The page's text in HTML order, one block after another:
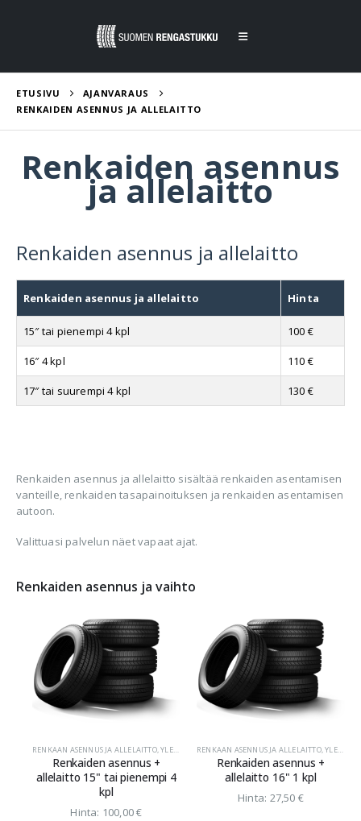
ETUSIVU
AJANVARAUS
RENKAIDEN ASENNUS JA ALLELAITTO
Renkaiden asennus
ja allelaitto
Renkaiden asennus ja allelaitto
Renkaiden asennus ja allelaitto Hinta
15″ tai pienempi 4 kpl 100 €
16″ 4 kpl 110 €
17″ tai suurempi 4 kpl 130 €
Renkaiden asennus ja allelaitto sisältää renkaiden asentamisen
vanteille, renkaiden tasapainoituksen ja renkaiden asentamisen
autoon.
Valittuasi palvelun näet vapaat ajat.
Renkaiden asennus ja vaihto
RENKAAN ASENNUS JA ALLELAITTO,YLEINEN
Renkaiden asennus +
allelaitto 15" tai pienempi 4
kpl
Hinta: 100,00€
RENKAAN ASENNUS JA ALLELAITTO,YLEINEN
Renkaiden asennus +
allelaitto 16" 1 kpl
Hinta: 27,50 €